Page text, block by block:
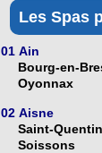
Les Spas
01 Ain
Bourg-en-
Oyonnax
02 Aisne
Saint-Quentin
Soissons